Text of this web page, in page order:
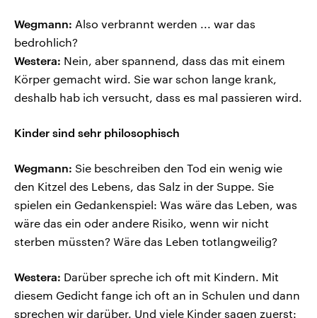
Wegmann: Also verbrannt werden ... war das
bedrohlich?
Westera: Nein, aber spannend, dass das mit einem
Körper gemacht wird. Sie war schon lange krank,
deshalb hab ich versucht, dass es mal passieren wird.
Kinder sind sehr philosophisch
Wegmann: Sie beschreiben den Tod ein wenig wie
den Kitzel des Lebens, das Salz in der Suppe. Sie
spielen ein Gedankenspiel: Was wäre das Leben, was
wäre das ein oder andere Risiko, wenn wir nicht
sterben müssten? Wäre das Leben totlangweilig?
Westera: Darüber spreche ich oft mit Kindern. Mit
diesem Gedicht fange ich oft an in Schulen und dann
sprechen wir darüber. Und viele Kinder sagen zuerst: